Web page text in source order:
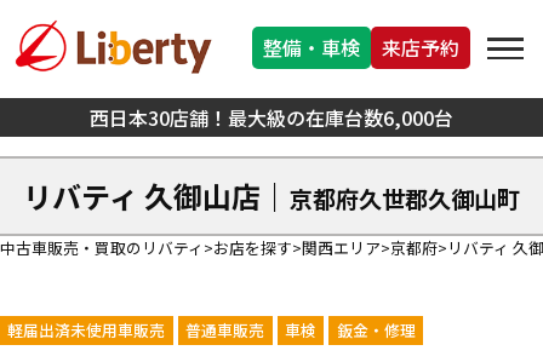
西日本30店舗！最大級の在庫台数6,000台
整備・車検 来店予約
リバティ 久御山店｜ 京都府久世郡久御山町
中古車販売・買取のリバティ お店を探す 関西エリア 京都府 リバティ 久
軽届出済未使用車販売 普通車販売 車検 鈑金・修理